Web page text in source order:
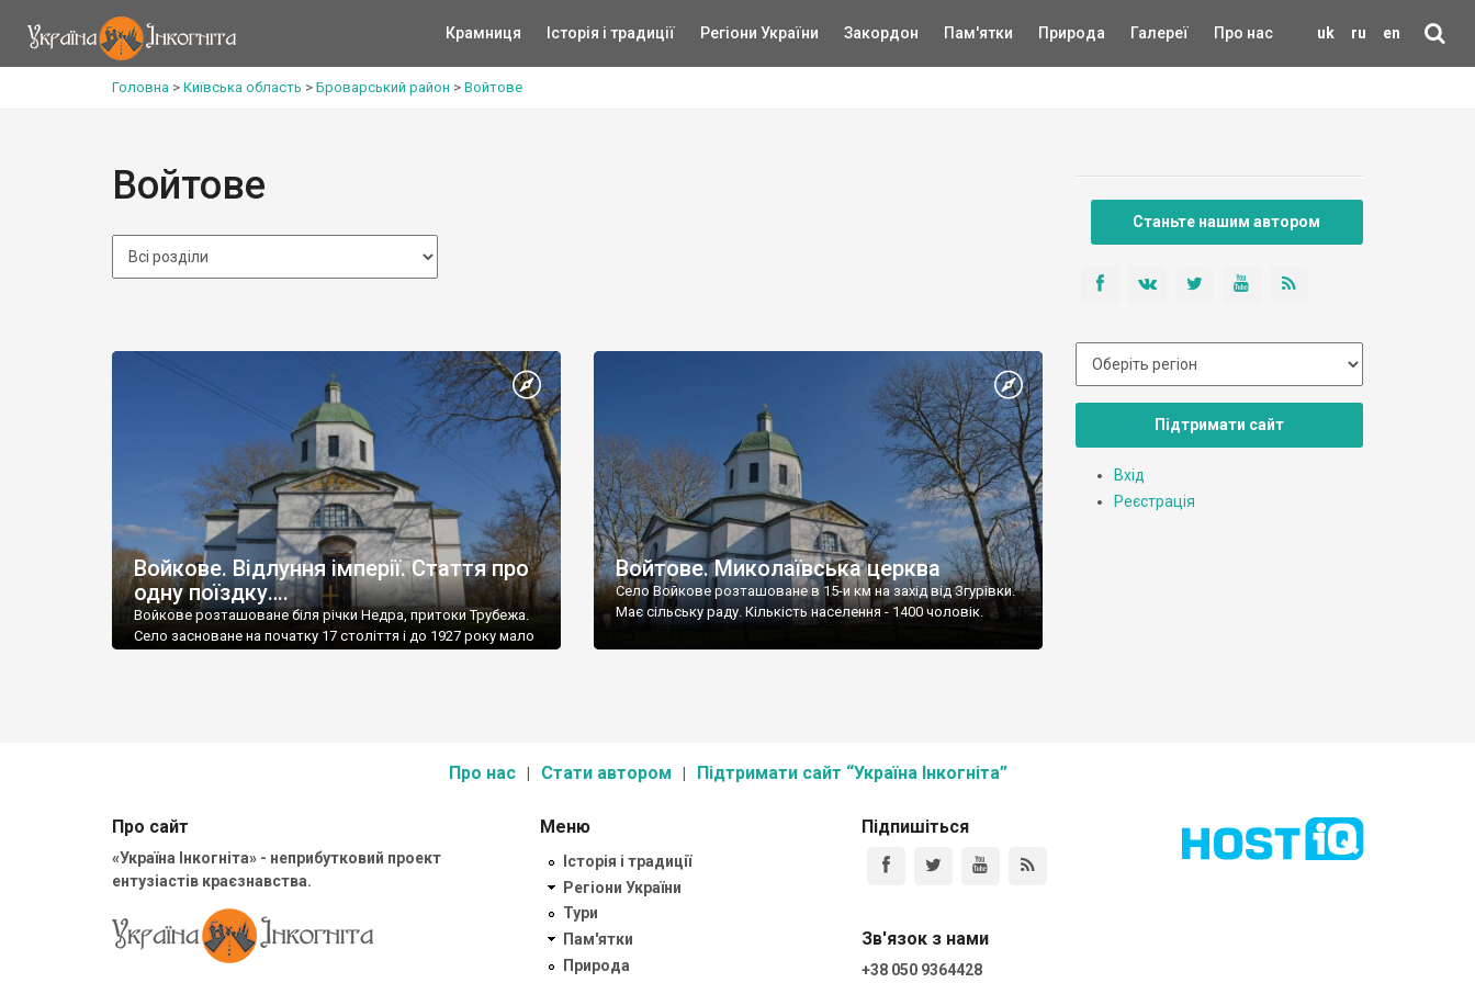
uk ru en
Крамниця Історія і традиції Регіони України Закордон Пам'ятки Природа Галереї Про нас
Головна > Київська область > Броварський район > Войтове
Войтове
Войкове. Відлуння імперії. Стаття про
одну поїздку….
Войкове розташоване біля річки Недра, притоки Трубежа.
Село засноване на початку 17 століття і до 1927 року мало
Войтове. Миколаївська церква
Село Войкове розташоване в 15-и км на захід від Згурівки.
Має сільську раду. Кількість населення - 1400 чоловік.
Станьте нашим автором
Підтримати сайт
Вхід
Реєстрація
Про нас Стати автором Підтримати сайт “Україна Інкогніта”
Про сайт
«Україна Інкогніта» - неприбутковий проект
ентузіастів краєзнавства.
Меню
Історія і традиції
Регіони України
Тури
Пам'ятки
Природа
Підпишіться
Зв'язок з нами
+38 050 9364428